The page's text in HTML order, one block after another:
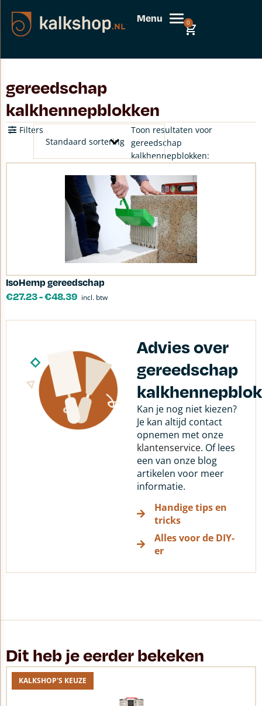
Menu 0
gereedschap
kalkhennepblokken
Toon resultaten voor
gereedschap
kalkhennepblokken:
Filters
IsoHemp gereedschap
€27.23-€48.39 incl. btw
Advies over
gereedschap
Kan je nog niet kiezen?
Je kan altijd contact
opnemen met onze
klantenservice. Of lees
een van onze blog
artikelen voor meer
informatie.
Handige tips en
tricks
Alles voor de DIY-
er
Dit heb je eerder bekeken
KALKSHOP'S KEUZE